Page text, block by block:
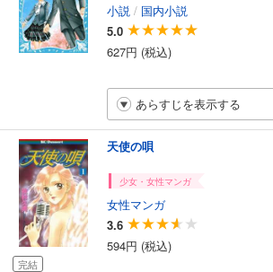
小説 / 国内小説
5.0
627円 (税込)
あらすじを表示する
完結
天使の唄
少女・女性マンガ
女性マンガ
3.6
594円 (税込)